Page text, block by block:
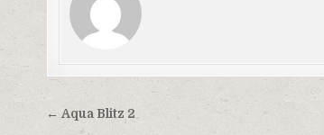
Beitragsnavigation
← Aqua Blitz 2